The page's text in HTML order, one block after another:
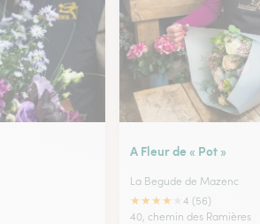
A Fleur de « Pot »
La Begude de Mazenc
★★★★
4 (56)
40, chemin des Ramières